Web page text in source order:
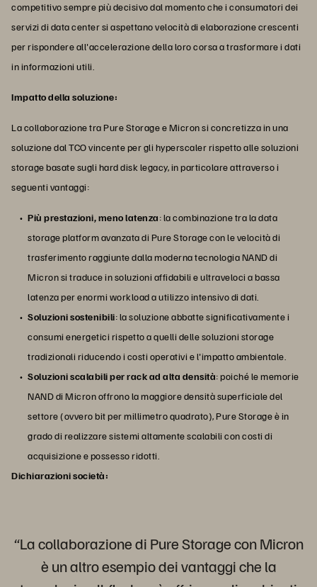
competitivo sempre più decisivo dal momento che i consumatori dei
servizi di data center si aspettano velocità di elaborazione crescenti
per rispondere all'accelerazione della loro corsa a trasformare i dati
in informazioni utili.
Impatto della soluzione:
La collaborazione tra Pure Storage e Micron si concretizza in una
soluzione dal TCO vincente per gli hyperscaler rispetto alle soluzioni
storage basate sugli hard disk legacy, in particolare attraverso i
seguenti vantaggi:
Più prestazioni, meno latenza: la combinazione tra la data
storage platform avanzata di Pure Storage con le velocità di
trasferimento raggiunte dalla moderna tecnologia NAND di
Micron si traduce in soluzioni affidabili e ultraveloci a bassa
latenza per enormi workload a utilizzo intensivo di dati.
Soluzioni sostenibili: la soluzione abbatte significativamente i
consumi energetici rispetto a quelli delle soluzioni storage
tradizionali riducendo i costi operativi e l'impatto ambientale.
Soluzioni scalabili per rack ad alta densità: poiché le memorie
NAND di Micron offrono la maggiore densità superficiale del
settore (ovvero bit per millimetro quadrato), Pure Storage è in
grado di realizzare sistemi altamente scalabili con costi di
acquisizione e possesso ridotti.
Dichiarazioni società:
“La collaborazione di Pure Storage con Micron
è un altro esempio dei vantaggi che la